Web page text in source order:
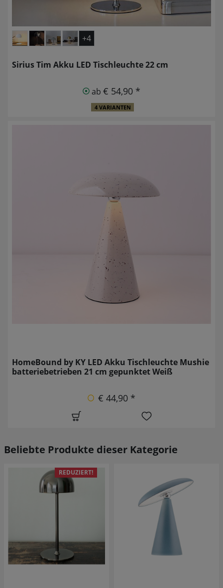
+4
Sirius Tim Akku LED Tischleuchte 22 cm
ab € 54,90 *
4 VARIANTEN
HomeBound by KY LED Akku Tischleuchte Mushie
batteriebetrieben 21 cm gepunktet Weiß
€ 44,90 *
Beliebte Produkte dieser Kategorie